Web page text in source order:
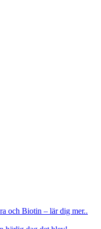
och Biotin – lär dig mer..